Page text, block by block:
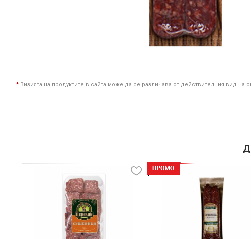
* Визията на продуктите в сайта може да се различава от действителния вид на